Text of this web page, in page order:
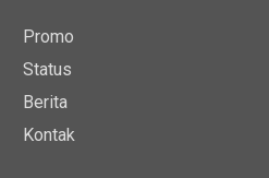
Promo
Status
Berita
Kontak